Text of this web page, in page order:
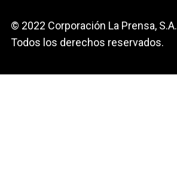
© 2022 Corporación La Prensa, S.A.
Todos los derechos reservados.